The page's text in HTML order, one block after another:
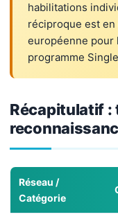
habilitations
réciproque est
européenne pour
programme
Récapitulatif :
Réseau /
Catégorie